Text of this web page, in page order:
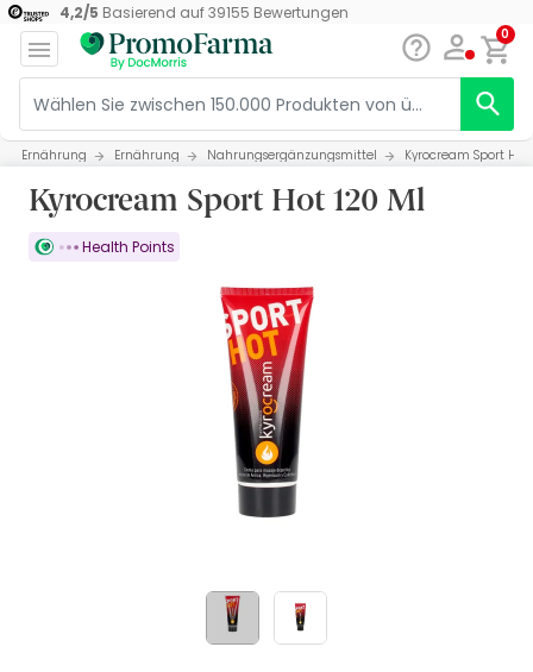
4,2/5 Basierend auf39155 Bewertungen
0
Ernährung Ernährung Nahrungsergänzungsmittel Kyrocream Sport Hot
Kyrocream Sport Hot 120 Ml
Health Points